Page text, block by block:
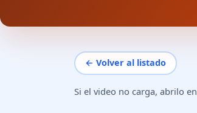
← Volver al listado
Si el video no carga, abrilo en